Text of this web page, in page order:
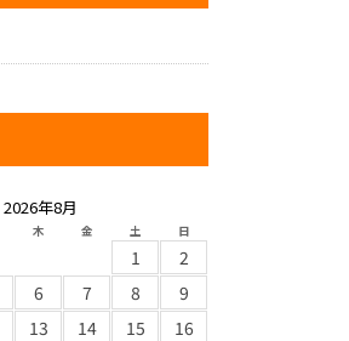
2026年8月
木 金 土 日
1
2
6 7 8
9
13 14 15
16